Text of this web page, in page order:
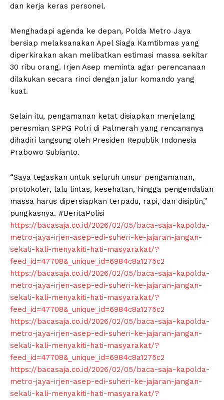
dan kerja keras personel.
Menghadapi agenda ke depan, Polda Metro Jaya
bersiap melaksanakan Apel Siaga Kamtibmas yang
diperkirakan akan melibatkan estimasi massa sekitar
30 ribu orang. Irjen Asep meminta agar perencanaan
dilakukan secara rinci dengan jalur komando yang
kuat.
Selain itu, pengamanan ketat disiapkan menjelang
peresmian SPPG Polri di Palmerah yang rencananya
dihadiri langsung oleh Presiden Republik Indonesia
Prabowo Subianto.
“Saya tegaskan untuk seluruh unsur pengamanan,
protokoler, lalu lintas, kesehatan, hingga pengendalian
massa harus dipersiapkan terpadu, rapi, dan disiplin,”
pungkasnya. #BeritaPolisi
https://bacasaja.co.id/2026/02/05/baca-saja-kapolda-
metro-jaya-irjen-asep-edi-suheri-ke-jajaran-jangan-
sekali-kali-menyakiti-hati-masyarakat/?
feed_id=47708&_unique_id=6984c8a1275c2
https://bacasaja.co.id/2026/02/05/baca-saja-kapolda-
metro-jaya-irjen-asep-edi-suheri-ke-jajaran-jangan-
sekali-kali-menyakiti-hati-masyarakat/?
feed_id=47708&_unique_id=6984c8a1275c2
https://bacasaja.co.id/2026/02/05/baca-saja-kapolda-
metro-jaya-irjen-asep-edi-suheri-ke-jajaran-jangan-
sekali-kali-menyakiti-hati-masyarakat/?
feed_id=47708&_unique_id=6984c8a1275c2
https://bacasaja.co.id/2026/02/05/baca-saja-kapolda-
metro-jaya-irjen-asep-edi-suheri-ke-jajaran-jangan-
sekali-kali-menyakiti-hati-masyarakat/?